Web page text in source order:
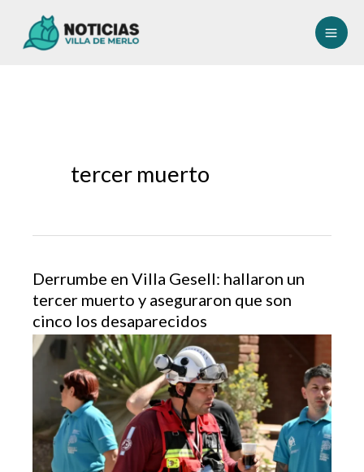
tercer muerto
Derrumbe en Villa Gesell: hallaron un
tercer muerto y aseguraron que son
cinco los desaparecidos